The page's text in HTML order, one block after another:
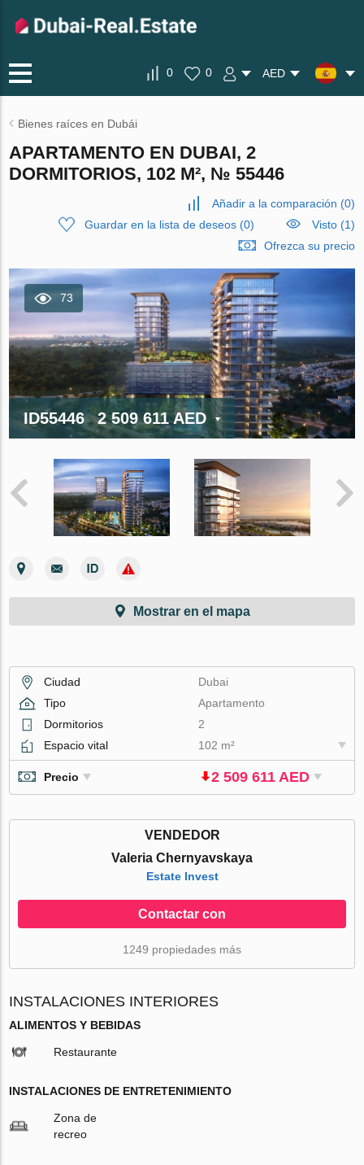
0 0 AED
Bienes raíces en Dubái
APARTAMENTO EN DUBAI, 2
DORMITORIOS, 102 M², № 55446
Añadir a la comparación (0)
Guardar en la lista de deseos(0)
Visto (1)
Ofrezca su precio
73
ID55446 2 509 611 AED
Mostrar en el mapa
Ciudad
Dubai
Tipo
Apartamento
Dormitorios
2
Espacio vital
102 m²
Precio 2 509 611 AED
VENDEDOR
Valeria Chernyavskaya
Estate Invest
Contactar con
1249 propiedades más
INSTALACIONES INTERIORES
ALIMENTOS Y BEBIDAS
Restaurante
INSTALACIONES DE ENTRETENIMIENTO
Zona de
recreo